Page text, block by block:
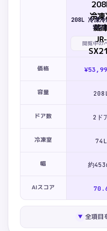
208L 冷凍
閲覧中の
価格
容量
ドア数 2ド
冷凍室 74L
幅 約
AIスコア
▼ 全項目